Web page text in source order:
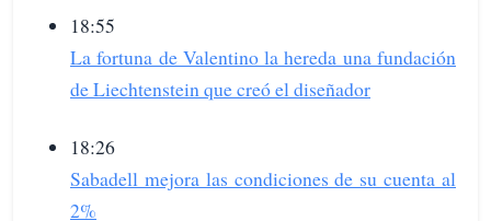
18:55
La fortuna de Valentino la hereda una fundación
de Liechtenstein que creó el diseñador
18:26
Sabadell mejora las condiciones de su cuenta al
2%